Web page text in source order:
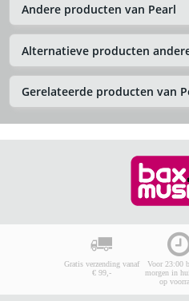
Andere producten van Pearl
Alternatieve producten
Gerelateerde producten van
Gratis verzending vanaf
€ 99,-
Voor 23:00
morgen in
op